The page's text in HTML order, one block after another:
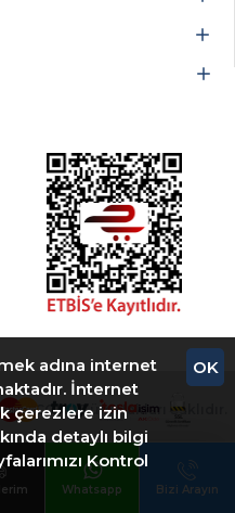
- Tüm Hakları Saklıdır.
Whatsapp Bizi Arayın
OK
adına internet
İnternet
çerezlere izin
detaylı bilgi
Kontrol